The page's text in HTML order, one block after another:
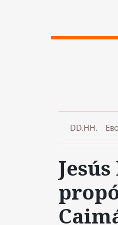
DD.HH.